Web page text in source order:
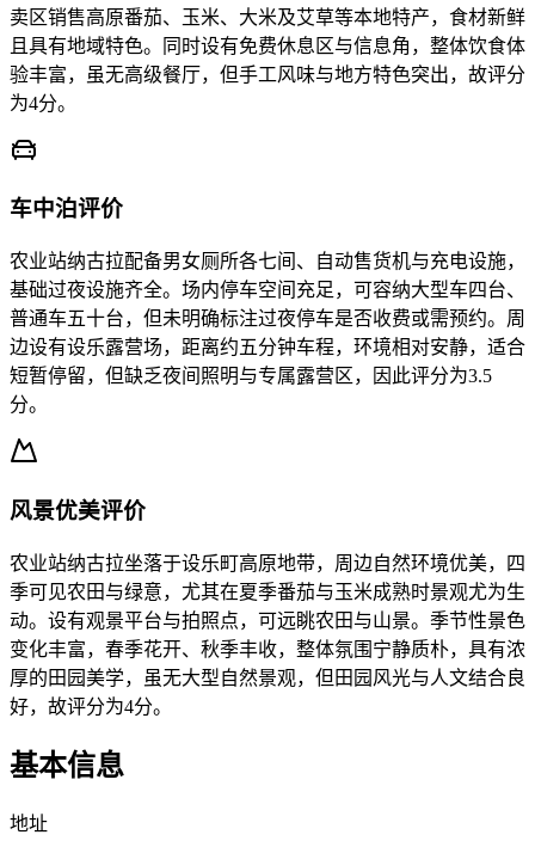
卖区销售高原番茄、玉米、大米及艾草等本地特产，食材新鲜
且具有地域特色。同时设有免费休息区与信息角，整体饮食体
验丰富，虽无高级餐厅，但手工风味与地方特色突出，故评分
为4分。
车中泊评价
农业站纳古拉配备男女厕所各七间、自动售货机与充电设施，
基础过夜设施齐全。场内停车空间充足，可容纳大型车四台、
普通车五十台，但未明确标注过夜停车是否收费或需预约。周
边设有设乐露营场，距离约五分钟车程，环境相对安静，适合
短暂停留，但缺乏夜间照明与专属露营区，因此评分为3.5
分。
风景优美评价
农业站纳古拉坐落于设乐町高原地带，周边自然环境优美，四
季可见农田与绿意，尤其在夏季番茄与玉米成熟时景观尤为生
动。设有观景平台与拍照点，可远眺农田与山景。季节性景色
变化丰富，春季花开、秋季丰收，整体氛围宁静质朴，具有浓
厚的田园美学，虽无大型自然景观，但田园风光与人文结合良
好，故评分为4分。
基本信息
地址